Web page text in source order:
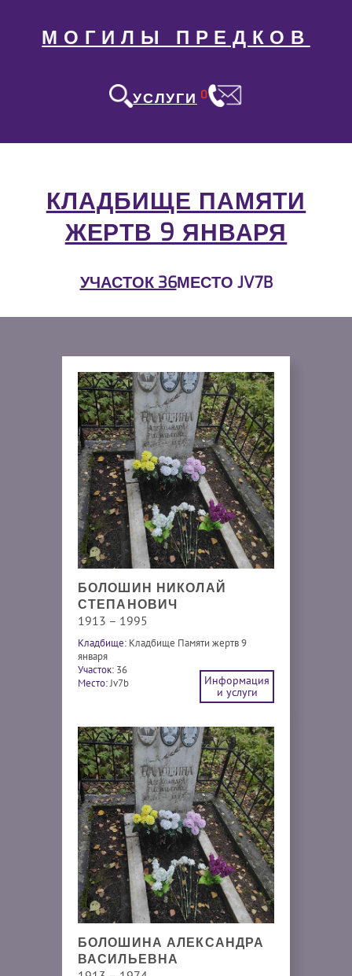
МОГИЛЫ ПРЕДКОВ
УСЛУГИ 0
КЛАДБИЩЕ ПАМЯТИ
ЖЕРТВ 9 ЯНВАРЯ
УЧАСТОК 36МЕСТО JV7B
БОЛОШИН НИКОЛАЙ
СТЕПАНОВИЧ
1913 – 1995
Кладбище: Кладбище Памяти жертв 9
января
Участок: 36
Место:Jv7b
Информация
и услуги
БОЛОШИНА АЛЕКСАНДРА
ВАСИЛЬЕВНА